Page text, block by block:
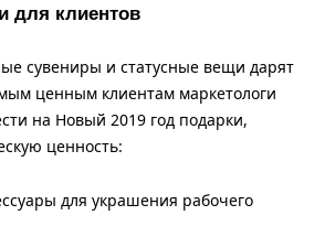
для клиентов
сувениры и статусные вещи дарят
ценным клиентам маркетологи
на Новый 2019 год подарки,
ценность:
для украшения рабочего